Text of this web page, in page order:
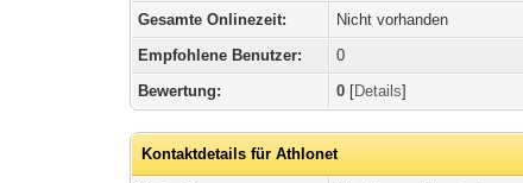
Gesamte Onlinezeit:
Nicht vorhanden
Empfohlene Benutzer:
0
Bewertung:
0 [Details]
Kontaktdetails für Athlonet